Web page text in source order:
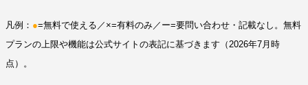
凡例： ●=無料で使える／×=有料のみ／ー=要問い合わせ・記載なし。無料
プランの上限や機能は公式サイトの表記に基づきます（2026年7月時
点）。